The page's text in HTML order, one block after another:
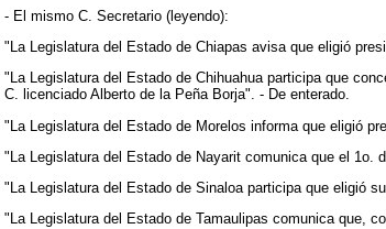
- El mismo C. Secretario (leyendo):
"La Legislatura del Estado de Chiapas avisa que eligió
"La Legislatura del Estado de Chihuahua participa que
C. licenciado Alberto de la Peña Borja". - De enterado.
"La Legislatura del Estado de Morelos informa que eligió
"La Legislatura del Estado de Nayarit comunica que el 1o.
"La Legislatura del Estado de Sinaloa participa que eligió
"La Legislatura del Estado de Tamaulipas comunica que,